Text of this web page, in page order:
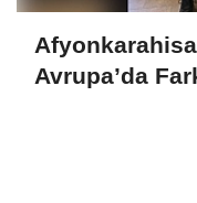
Avrupa’da